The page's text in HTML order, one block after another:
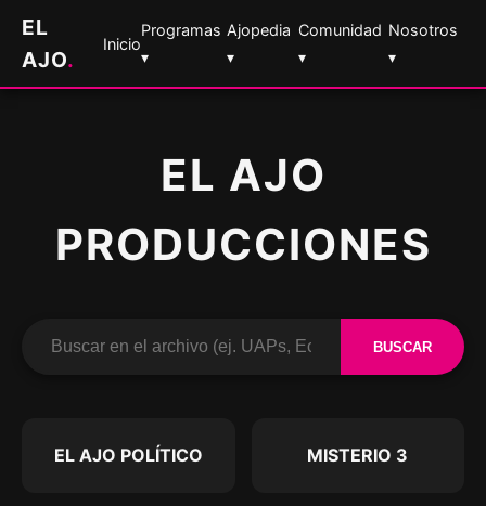
EL
AJO.
Inicio
Programas
▾
Ajopedia
▾
Comunidad
▾
Nosotros
▾
EL AJO
PRODUCCIONES
BUSCAR
EL AJO POLÍTICO MISTERIO 3